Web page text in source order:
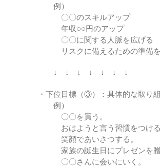
例）
〇〇のスキルアップ
年収○○円のアップ
〇〇に関する人脈を広げる
リスクに備えるための準備を
↓ ↓ ↓ ↓ ↓ ↓ ↓
・下位目標（③）：具体的な取り
例）
〇〇を買う。
おはようと言う習慣をつける
笑顔であいさつする。
家族の誕生日にプレゼンを贈
〇〇さんに会いにいく。